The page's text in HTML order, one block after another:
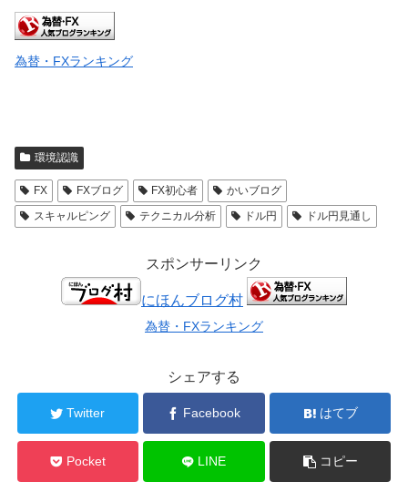
為替・FXランキング
環境認識
FX FXブログ FX初心者
かいブログ
スキャルピング
テクニカル分析 ドル円 ドル円見通し
スポンサーリンク
にほんブログ村
為替・FXランキング
シェアする
Twitter Facebook はてブ
Pocket LINE コピー